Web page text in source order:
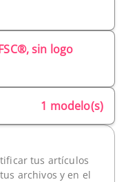
sin logo
1 modelo(s)
tus artículos
archivos y en el